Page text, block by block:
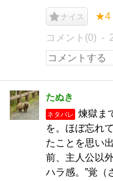
ナイス ★4
コメント(0)
たぬき
ネタバレ
煉獄ま
を。ほぼ忘れ
たことを思い
前、主人公以
ハラ感。”覚（